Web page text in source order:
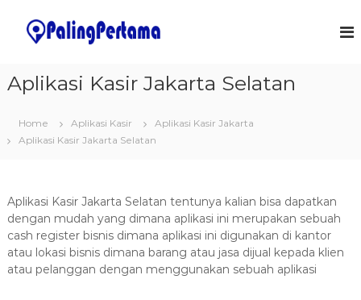
a
e
a
t
a
n
A
w
e
o
l
u
t
i
o
Aplikasi Kasir Jakarta Selatan
Home Aplikasi Kasir
Aplikasi Kasir Jakarta
Aplikasi Kasir Jakarta Selatan
Aplikasi Kasir Jakarta Selatan tentunya kalian bisa dapatkan
dengan mudah yang dimana aplikasi ini merupakan sebuah
cash register bisnis dimana aplikasi ini digunakan di kantor
atau lokasi bisnis dimana barang atau jasa dijual kepada klien
atau pelanggan dengan menggunakan sebuah aplikasi